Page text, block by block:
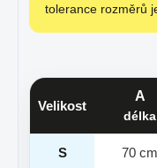
tolerance rozměrů
Velikost
A
délka
S 70 cm